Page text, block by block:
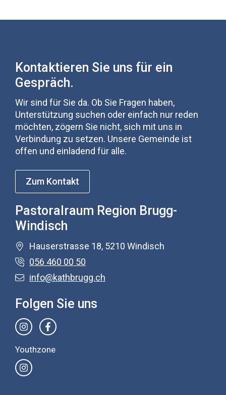
Kontaktieren Sie uns für ein
Gespräch.
Wir sind für Sie da. Ob Sie Fragen haben,
Unterstützung suchen oder einfach nur reden
möchten, zögern Sie nicht, sich mit uns in
Verbindung zu setzen. Unsere Gemeinde ist
offen und einladend für alle.
Zum Kontakt
Pastoralraum Region Brugg-
Windisch
Hauserstrasse 18, 5210 Windisch
056 460 00 50
info@kathbrugg.ch
Folgen Sie uns
Youthzone